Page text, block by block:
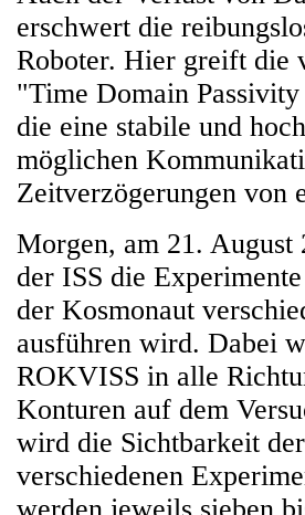
erschwert die
Roboter. Hier greift die
"Time Domain
die eine stabile und
möglichen
Zeitverzögerungen von
Morgen, am 21.
der ISS die
der Kosmonaut
ausführen wird. Dabei
ROKVISS in alle
Konturen auf dem
wird die Sichtbarkeit
verschiedenen